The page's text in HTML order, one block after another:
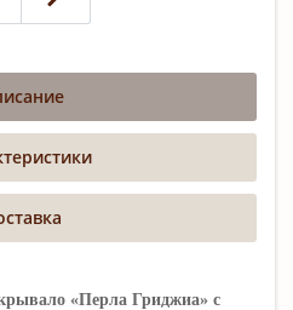
«Перла Гриджиа» с